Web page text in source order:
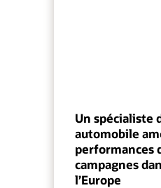
Un spécialiste
automobile
performances
campagnes
l’Europe